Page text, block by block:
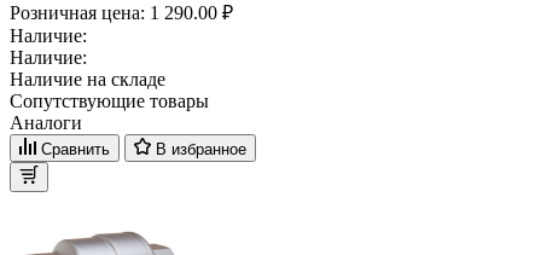
Розничная цена: 1 290.00 ₽
Наличие:
Наличие:
Наличие на складе
Сопутствующие товары
Аналоги
Сравнить В избранное